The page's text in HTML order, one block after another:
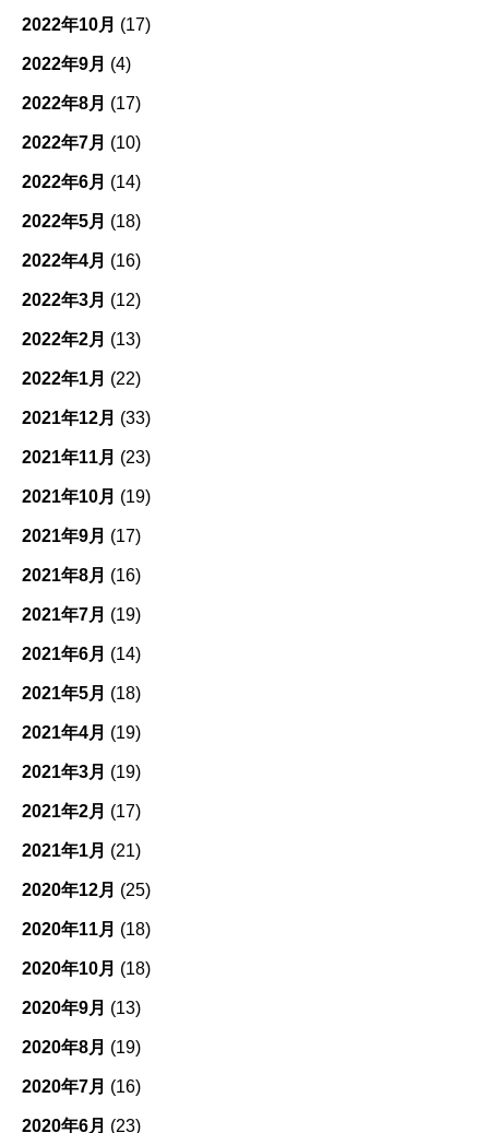
2022年10月 (17)
2022年9月 (4)
2022年8月 (17)
2022年7月 (10)
2022年6月 (14)
2022年5月 (18)
2022年4月 (16)
2022年3月 (12)
2022年2月 (13)
2022年1月 (22)
2021年12月 (33)
2021年11月 (23)
2021年10月 (19)
2021年9月 (17)
2021年8月 (16)
2021年7月 (19)
2021年6月 (14)
2021年5月 (18)
2021年4月 (19)
2021年3月 (19)
2021年2月 (17)
2021年1月 (21)
2020年12月 (25)
2020年11月 (18)
2020年10月 (18)
2020年9月 (13)
2020年8月 (19)
2020年7月 (16)
2020年6月 (23)